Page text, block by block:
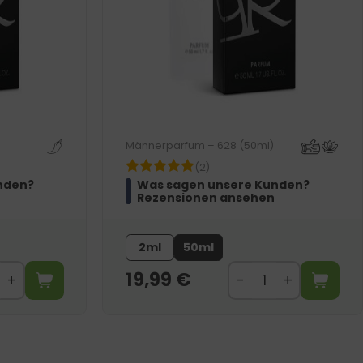
Männerparfum – 628 (50ml)
(2)
Was sagen unsere Kunden?
Rezensionen ansehen
2ml 50ml
19,99 €